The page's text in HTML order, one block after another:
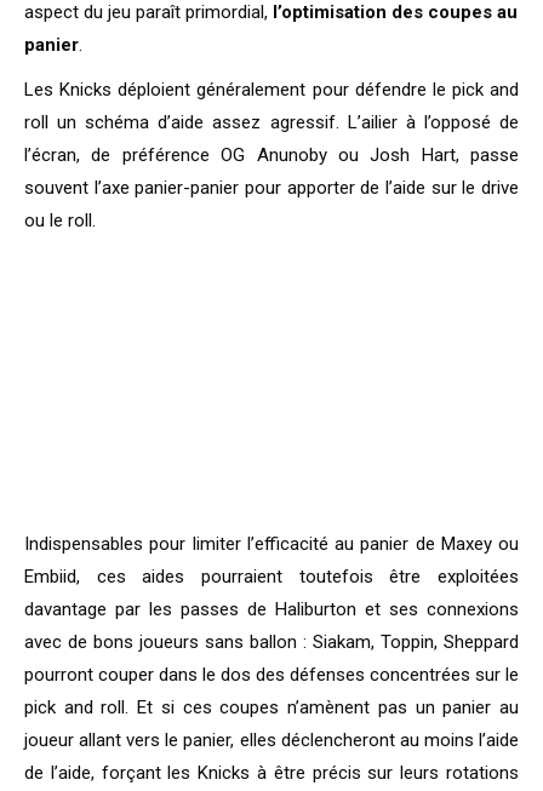
aspect du jeu paraît primordial, l’optimisation des coupes au
panier.
Les Knicks déploient généralement pour défendre le pick and
roll un schéma d’aide assez agressif. L’ailier à l’opposé de
l’écran, de préférence OG Anunoby ou Josh Hart, passe
souvent l’axe panier-panier pour apporter de l’aide sur le drive
ou le roll.
Indispensables pour limiter l’efficacité au panier de Maxey ou
Embiid, ces aides pourraient toutefois être exploitées
davantage par les passes de Haliburton et ses connexions
avec de bons joueurs sans ballon : Siakam, Toppin, Sheppard
pourront couper dans le dos des défenses concentrées sur le
pick and roll. Et si ces coupes n’amènent pas un panier au
joueur allant vers le panier, elles déclencheront au moins l’aide
de l’aide, forçant les Knicks à être précis sur leurs rotations